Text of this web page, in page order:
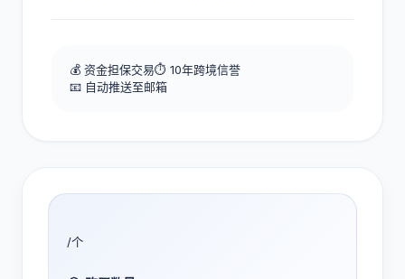
💰 资金担保交易⏱️ 10年跨境信誉
📧 自动推送至邮箱
/个